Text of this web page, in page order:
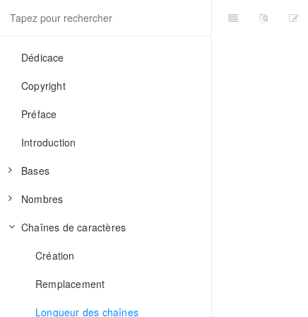
Dédicace
Copyright
Préface
Introduction
Bases
Commentaires
Variables
Types
Égalité
Nombres
Math
Opérateurs de base
Opérateurs avancés
Chaînes de caractères
Création
Remplacement
Longueur des chaînes